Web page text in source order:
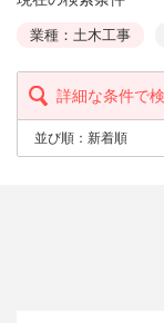
業種：土木工事
詳細な条件で
並び順： 新着順